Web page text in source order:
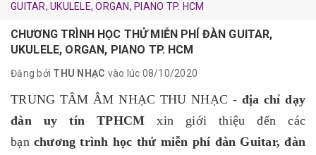
GUITAR, UKULELE, ORGAN, PIANO TP. HCM
CHƯƠNG TRÌNH HỌC THỬ MIỄN PHÍ ĐÀN GUITAR,
UKULELE, ORGAN, PIANO TP. HCM
Đăng bởi THU NHẠC vào lúc 08/10/2020
TRUNG TÂM ÂM NHẠC THU NHẠC - địa chỉ dạy
đàn uy tín TPHCM xin giới thiệu đến các
bạn chương trình học thử miễn phí đàn Guitar, đàn